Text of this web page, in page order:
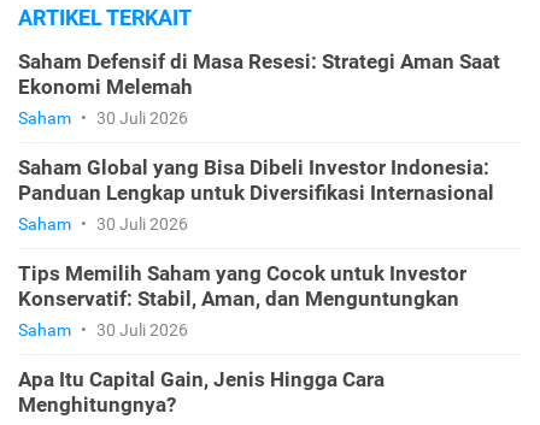
ARTIKEL TERKAIT
Saham Defensif di Masa Resesi: Strategi Aman Saat
Ekonomi Melemah
Saham • 30 Juli 2026
Saham Global yang Bisa Dibeli Investor Indonesia:
Panduan Lengkap untuk Diversifikasi Internasional
Saham • 30 Juli 2026
Tips Memilih Saham yang Cocok untuk Investor
Konservatif: Stabil, Aman, dan Menguntungkan
Saham • 30 Juli 2026
Apa Itu Capital Gain, Jenis Hingga Cara
Menghitungnya?